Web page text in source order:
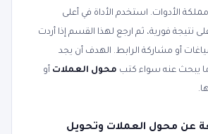
الأدوات. استخدم الأداة في أعلى
فورية، ثم ارجع لهذا القسم إذا أردت
أو مشاركة الرابط. الهدف أن يجد
يبحث عنه سواء كتب محول العملات أو
عن محول العملات وتحويل